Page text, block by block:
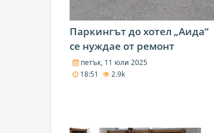
Паркингът до хотел „Аида“
се нуждае от ремонт
петък, 11 юли 2025
18:51
2.9k